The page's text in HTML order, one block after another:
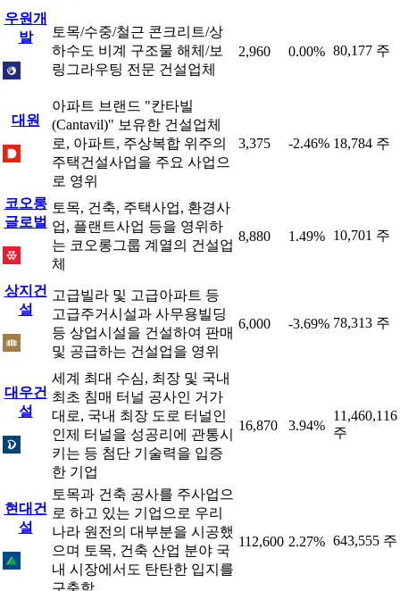
우원개
발
토목/수중/철근 콘크리트/상
하수도 비계 구조물 해체/보
링그라우팅 전문 건설업체
2,960 0.00% 80,177 주
대원
아파트 브랜드 "칸타빌
(Cantavil)" 보유한 건설업체
로, 아파트, 주상복합 위주의
주택건설사업을 주요 사업으
로 영위
3,375 -2.46% 18,784 주
코오롱
글로벌
토목, 건축, 주택사업, 환경사
업, 플랜트사업 등을 영위하
는 코오롱그룹 계열의 건설업
체
8,880 1.49% 10,701 주
상지건
설
고급빌라 및 고급아파트 등
고급주거시설과 사무용빌딩
등 상업시설을 건설하여 판매
및 공급하는 건설업을 영위
6,000 -3.69% 78,313 주
대우건
설
세계 최대 수심, 최장 및 국내
최초 침매 터널 공사인 거가
대로, 국내 최장 도로 터널인
인제 터널을 성공리에 관통시
키는 등 첨단 기술력을 입증
한 기업
16,870 3.94%
11,460,116
주
현대건
설
토목과 건축 공사를 주사업으
로 하고 있는 기업으로 우리
나라 원전의 대부분을 시공했
으며 토목, 건축 산업 분야 국
내 시장에서도 탄탄한 입지를
구축함
112,600 2.27% 643,555 주